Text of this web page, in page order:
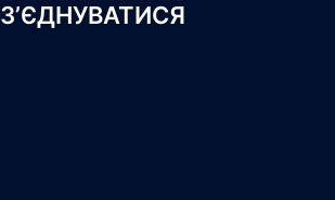
З’ЄДНУВАТИСЯ